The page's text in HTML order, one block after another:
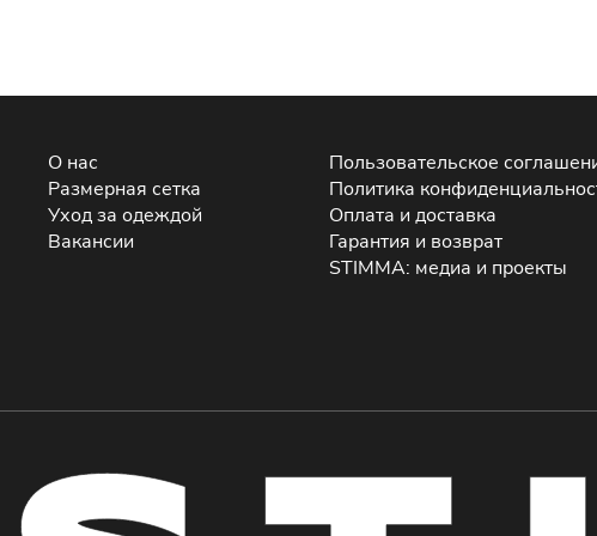
О нас
Размерная сетка
Уход за одеждой
Вакансии
Пользовательское
Политика
Оплата и доставка
Гарантия и возврат
STIMMA: медиа и проекты